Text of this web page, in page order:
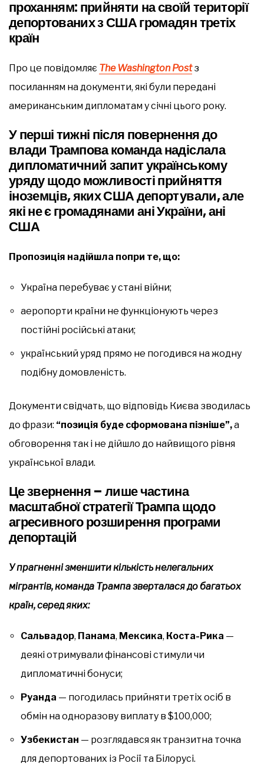
проханням: прийняти на своїй території
депортованих з США громадян третіх
країн
Про це повідомляє The Washington Postз
посиланням на документи, які були передані
американським дипломатам у січні цього року.
У перші тижні після повернення до
влади Трампова команда надіслала
дипломатичний запит українському
уряду щодо можливості прийняття
іноземців, яких США депортували, але
які не є громадянами ані України, ані
США
Пропозиція надійшла попри те, що:
Україна перебуває у стані війни;
аеропорти країни не функціонують через
постійні російські атаки;
український уряд прямо не погодився на жодну
подібну домовленість.
Документи свідчать, що відповідь Києва зводилась
до фрази: “позиція буде сформована пізніше”,а
обговорення так і не дійшло до найвищого рівня
української влади.
Це звернення – лише частина
масштабної стратегії Трампа щодо
агресивного розширення програми
депортацій
У прагненні зменшити кількість нелегальних
мігрантів, команда Трампа зверталася до багатьох
країн, серед яких:
Сальвадор, Панама, Мексика, Коста-Рика —
деякі отримували фінансові стимули чи
дипломатичні бонуси;
Руанда — погодилась прийняти третіх осіб в
обмін на одноразову виплату в $100,000;
Узбекистан — розглядався як транзитна точка
для депортованих із Росії та Білорусі.